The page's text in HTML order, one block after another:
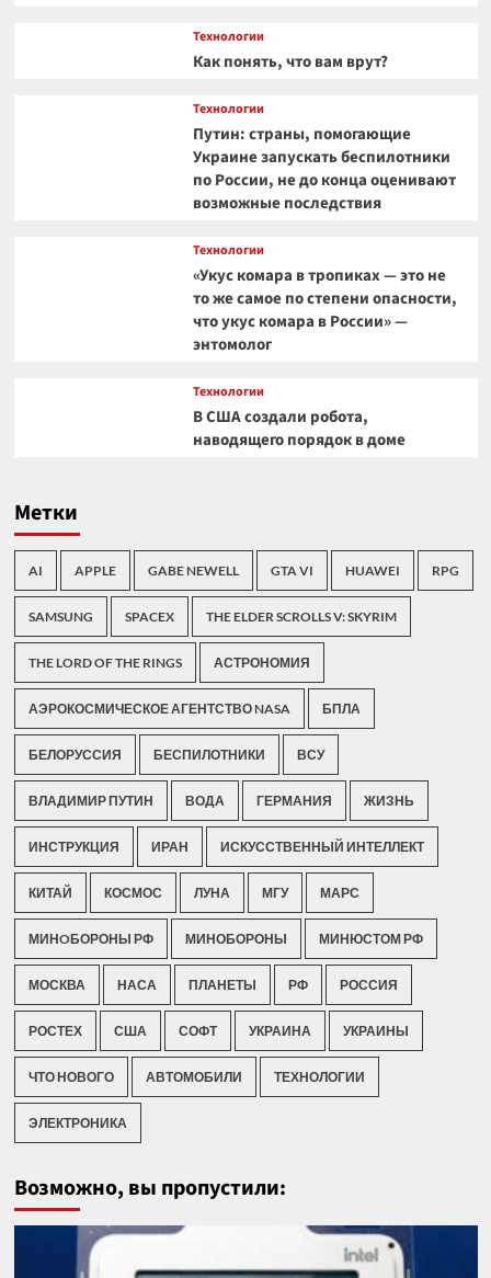
Технологии
Как понять, что вам врут?
Технологии
Путин: страны, помогающие
Украине запускать беспилотники
по России, не до конца оценивают
возможные последствия
Технологии
«Укус комара в тропиках — это не
то же самое по степени опасности,
что укус комара в России» —
энтомолог
Технологии
В США создали робота,
наводящего порядок в доме
Метки
AI APPLE GABE NEWELL GTA VI HUAWEI RPG
SAMSUNG SPACEX THE ELDER SCROLLS V: SKYRIM
THE LORD OF THE RINGS АСТРОНОМИЯ
АЭРОКОСМИЧЕСКОЕ АГЕНТСТВО NASA БПЛА
БЕЛОРУССИЯ БЕСПИЛОТНИКИ ВСУ
ВЛАДИМИР ПУТИН ВОДА ГЕРМАНИЯ ЖИЗНЬ
ИНСТРУКЦИЯ ИРАН ИСКУССТВЕННЫЙ ИНТЕЛЛЕКТ
КИТАЙ КОСМОС ЛУНА МГУ МАРС
МИНOБОРОНЫ РФ МИНОБОРОНЫ МИНЮСТОМ РФ
МОСКВА НАСА ПЛАНЕТЫ РФ РОССИЯ
РОСТЕХ США СОФТ УКРАИНА УКРАИНЫ
ЧТО НОВОГО АВТОМОБИЛИ ТЕХНОЛОГИИ
ЭЛЕКТРОНИКА
Возможно, вы пропустили: